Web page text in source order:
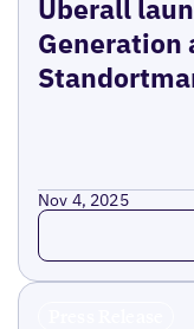
Uberall
Generation
Nov 4, 2025
Read more